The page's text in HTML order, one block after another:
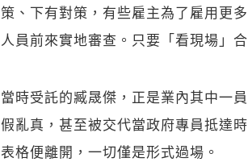
策、下有對策，有些雇主為了雇用更
人員前來實地審查。只要「看現場」
當時受託的臧晟傑，正是業內其中一
假亂真，甚至被交代當政府專員抵達
表格便離開，一切僅是形式過場。